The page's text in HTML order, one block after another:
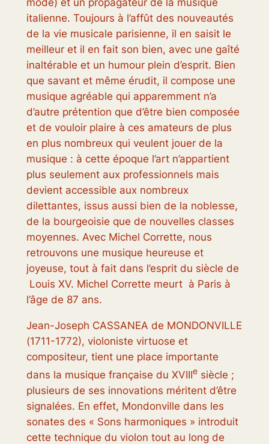
mode) et un propagateur de la musique
italienne. Toujours à l’affût des nouveautés
de la vie musicale parisienne, il en saisit le
meilleur et il en fait son bien, avec une gaîté
inaltérable et un humour plein d’esprit. Bien
que savant et même érudit, il compose une
musique agréable qui apparemment n’a
d’autre prétention que d’être bien composée
et de vouloir plaire à ces amateurs de plus
en plus nombreux qui veulent jouer de la
musique : à cette époque l’art n’appartient
plus seulement aux professionnels mais
devient accessible aux nombreux
dilettantes, issus aussi bien de la noblesse,
de la bourgeoisie que de nouvelles classes
moyennes. Avec Michel Corrette, nous
retrouvons une musique heureuse et
joyeuse, tout à fait dans l’esprit du siècle de
Louis XV. Michel Corrette meurt à Paris à
l’âge de 87 ans.
Jean-Joseph CASSANEA de MONDONVILLE
(1711-1772), violoniste virtuose et
compositeur, tient une place importante
dans la musique française du XVIIIesiècle ;
plusieurs de ses innovations méritent d’être
signalées. En effet, Mondonville dans les
sonates des « Sons harmoniques » introduit
cette technique du violon tout au long de